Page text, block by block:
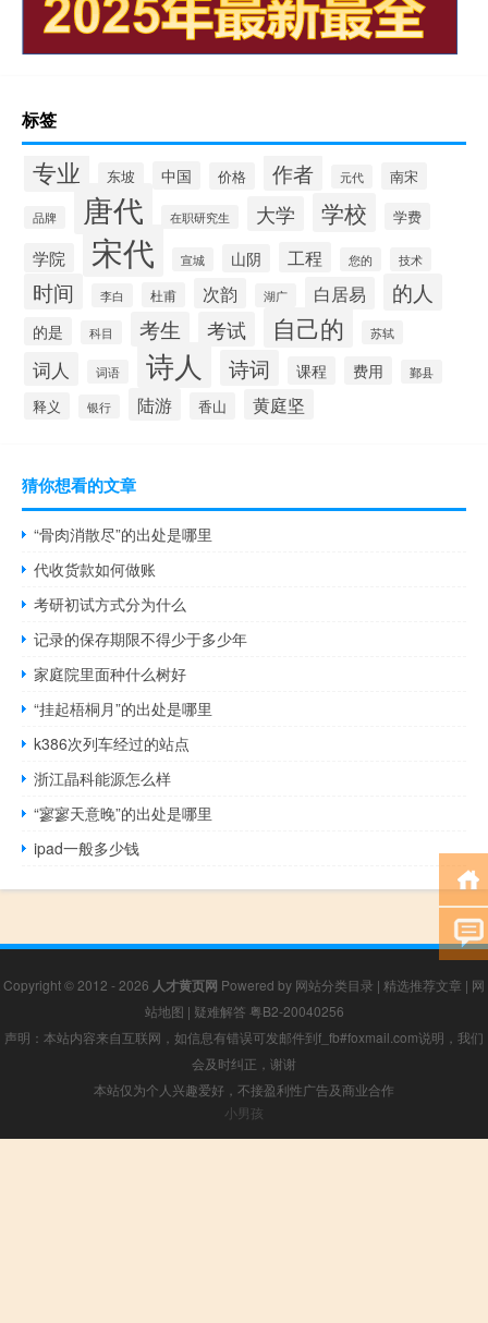
标签
专业 东坡 中国 价格 作者 元代 南宋
品牌 唐代 在职研究生 大学 学校 学费
学院 宋代 宣城 山阴 工程 您的 技术
时间 李白 杜甫 次韵 湖广 白居易 的人
的是 科目 考生 考试 自己的 苏轼
词人 词语 诗人 诗词 课程 费用 鄞县
释义 银行 陆游 香山 黄庭坚
猜你想看的文章
“骨肉消散尽”的出处是哪里
代收货款如何做账
考研初试方式分为什么
记录的保存期限不得少于多少年
家庭院里面种什么树好
“挂起梧桐月”的出处是哪里
k386次列车经过的站点
浙江晶科能源怎么样
“寥寥天意晚”的出处是哪里
ipad一般多少钱
Copyright © 2012 - 2026 人才黄页网 Powered by 网站分类目录 | 精选推荐文章 | 网
站地图 | 疑难解答 粤B2-20040256
声明：本站内容来自互联网，如信息有错误可发邮件到f_fb#foxmail.com说明，我们
会及时纠正，谢谢
本站仅为个人兴趣爱好，不接盈利性广告及商业合作
小男孩